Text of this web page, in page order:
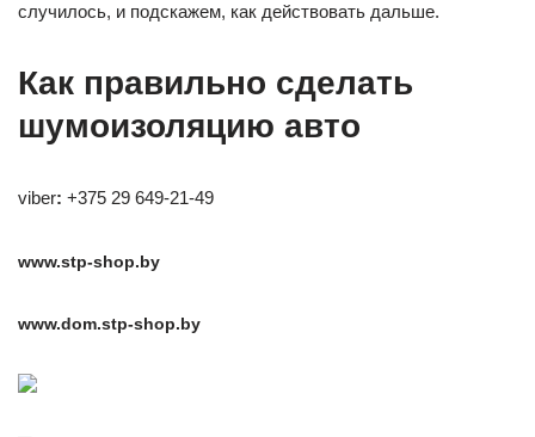
случилось, и подскажем, как действовать дальше.
Как правильно сделать
шумоизоляцию авто
viber: +375 29 649-21-49
www.stp-shop.by
www.dom.stp-shop.by